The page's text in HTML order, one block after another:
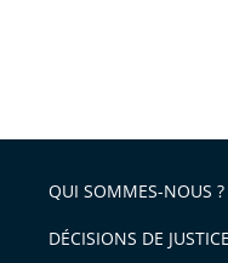
QUI SOMMES-NOUS ?
DÉCISIONS DE JUSTICE